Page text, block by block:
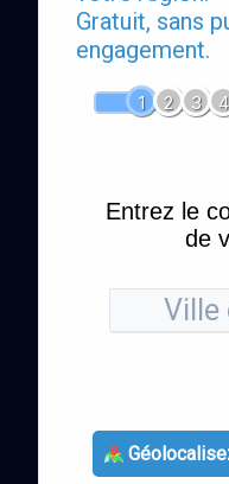
Gratuit, sans
engagement.
1 2 3 4
Entrez le
de